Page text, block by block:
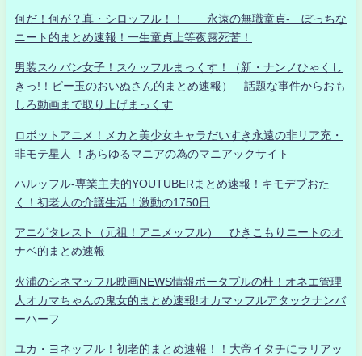
何だ！何が？真・シロッフル！！ 永遠の無職童貞- ぼっちな
ニート的まとめ速報！一生童貞上等夜露死苦！
男装スケバン女子！スケッフルまっくす！（新・ナンノひゃくし
きっ!！ビー玉のおいぬさん的まとめ速報） 話題な事件からおも
しろ動画まで取り上げまっくす
ロボットアニメ！メカと美少女キャラだいすき永遠の非リア充・
非モテ星人 ！あらゆるマニアの為のマニアックサイト
ハルッフル-専業主夫的YOUTUBERまとめ速報！キモデブおた
く！初老人の介護生活！激動の1750日
アニゲタレスト（元祖！アニメッフル） ひきこもりニートのオ
ナベ的まとめ速報
火浦のシネマッフル映画NEWS情報ポータブルの杜！オネエ管理
人オカマちゃんの鬼女的まとめ速報!オカマッフルアタックナンバ
ーハーフ
ユカ・ヨネッフル！初老的まとめ速報！！大帝イタチにラリアッ